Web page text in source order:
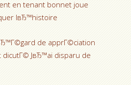
en tenant bonnet joue
lвЂ™histoire
de apprГ©ciation
dicutГ© JвЂ™ai disparu de